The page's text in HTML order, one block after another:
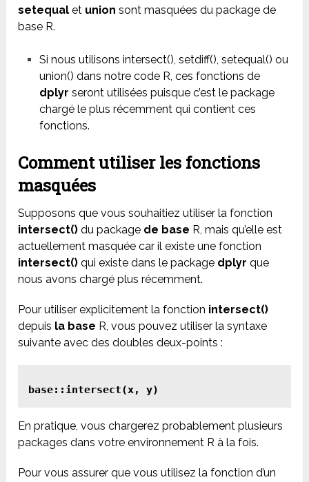
setequal et union sont masquées du package de
base R.
Si nous utilisons intersect(), setdiff(), setequal() ou
union() dans notre code R, ces fonctions de
dplyr seront utilisées puisque c’est le package
chargé le plus récemment qui contient ces
fonctions.
Comment utiliser les fonctions
masquées
Supposons que vous souhaitiez utiliser la fonction
intersect() du package de base R, mais qu’elle est
actuellement masquée car il existe une fonction
intersect() qui existe dans le package dplyr que
nous avons chargé plus récemment.
Pour utiliser explicitement la fonction intersect()
depuis la base R, vous pouvez utiliser la syntaxe
suivante avec des doubles deux-points :
En pratique, vous chargerez probablement plusieurs
packages dans votre environnement R à la fois.
Pour vous assurer que vous utilisez la fonction d’un